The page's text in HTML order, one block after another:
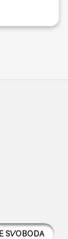
SVOBODA